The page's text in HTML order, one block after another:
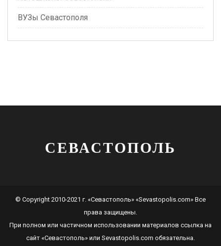
ВУЗы Севастополя
СЕВАСТОПОЛЬ
© Copyright 2010-2021 г. «Севастополь» «Sevastopolis.com» Все
права защищены.
При полном или частичном использовании материалов ссылка на
сайт «Севастополь» или Sevastopolis.com обязательна.